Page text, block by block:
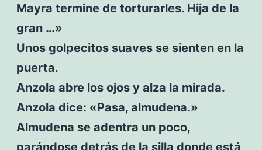
Mayra termine de torturarles. Hija de la
gran …»
Unos golpecitos suaves se sienten en la
puerta.
Anzola abre los ojos y alza la mirada.
Anzola dice: «Pasa, almudena.»
Almudena se adentra un poco,
parándose detrás de la silla donde está